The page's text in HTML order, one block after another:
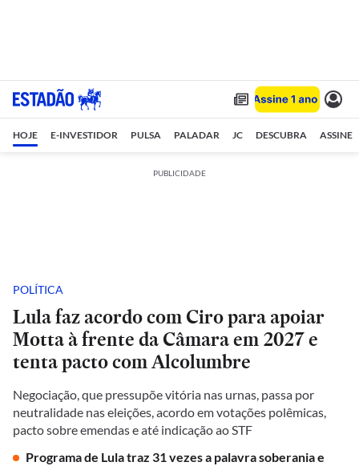
HOJE E-INVESTIDOR PULSA PALADAR JC DESCUBRA ASSINE
PUBLICIDADE
POLÍTICA
Lula faz acordo com Ciro para apoiar
Motta à frente da Câmara em 2027 e
tenta pacto com Alcolumbre
Negociação, que pressupõe vitória nas urnas, passa por
neutralidade nas eleições, acordo em votações polêmicas,
pacto sobre emendas e até indicação ao STF
Programa de Lula traz 31 vezes a palavra soberania e